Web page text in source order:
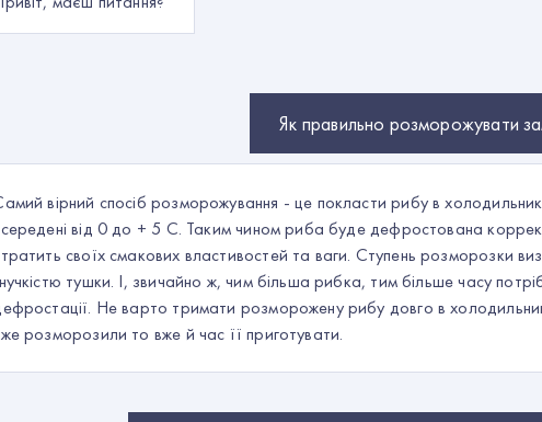
Як правильно розморожувати
вірний спосіб розморожування - це покласти рибу в
від 0 до + 5 С. Таким чином риба буде дефростована
своїх смакових властивостей та ваги. Ступень розморозки
тушки. І, звичайно ж, чим більша рибка, тим більше часу
Не варто тримати розморожену рибу довго в
розморозили то вже й час її приготувати.